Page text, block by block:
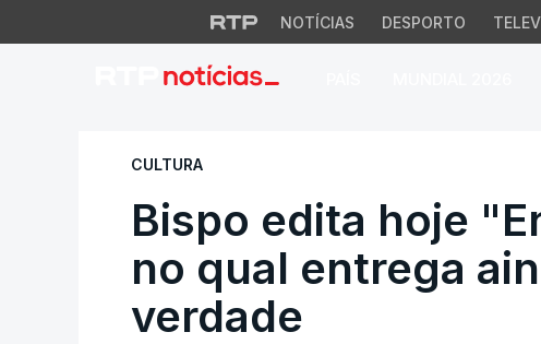
NOTÍCIAS DESPORTO
Bispo edita hoje
CULTURA
Bispo edita hoje
no qual entrega
verdade